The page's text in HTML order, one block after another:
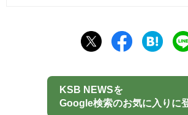
KSB NEWSを
Google検索のお気に入りに